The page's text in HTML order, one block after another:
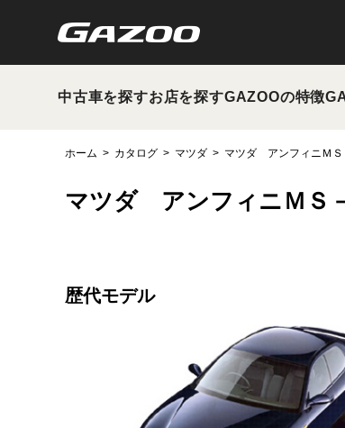
中古車を探すお店を探すGAZOOの特徴
ホーム カタログ マツダ マツダ アンフィニＭＳ
マツダ アンフィニＭＳ
歴代モデル